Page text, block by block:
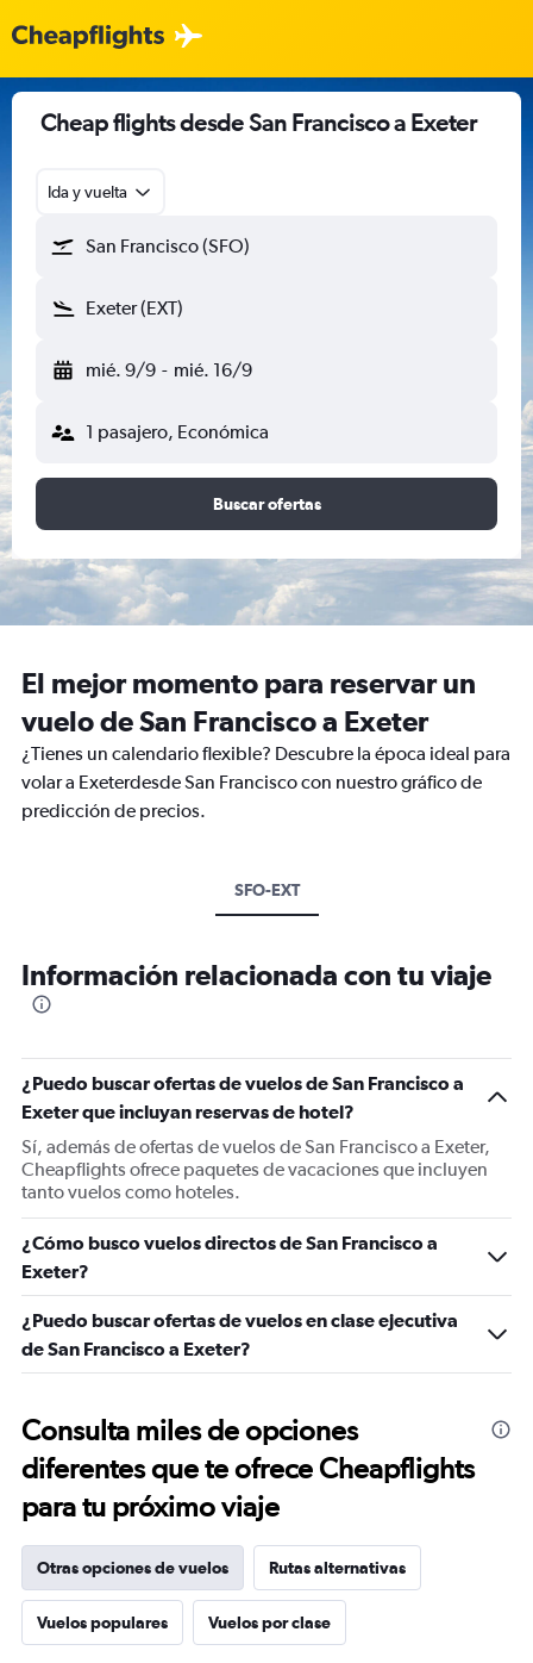
Cheap flights desde San Francisco a Exeter
Ida y vuelta
San Francisco (SFO)
Exeter (EXT)
mié. 9/9 - mié. 16/9
1 pasajero, Económica
Buscar ofertas
El mejor momento para reservar un
vuelo de San Francisco a Exeter
¿Tienes un calendario flexible? Descubre la época ideal para
volar a Exeterdesde San Francisco con nuestro gráfico de
predicción de precios.
SFO-EXT
Información relacionada con tu viaje
¿Puedo buscar ofertas de vuelos de San Francisco a
Exeter que incluyan reservas de hotel?
Sí, además de ofertas de vuelos de San Francisco a Exeter,
Cheapflights ofrece paquetes de vacaciones que incluyen
tanto vuelos como hoteles.
¿Cómo busco vuelos directos de San Francisco a
Exeter?
¿Puedo buscar ofertas de vuelos en clase ejecutiva
de San Francisco a Exeter?
Consulta miles de opciones
diferentes que te ofrece Cheapflights
para tu próximo viaje
Otras opciones de vuelos Rutas alternativas
Vuelos populares Vuelos por clase